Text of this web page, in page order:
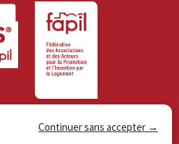
Continuer sans accepter →